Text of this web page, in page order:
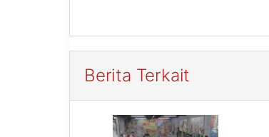
Berita Terkait